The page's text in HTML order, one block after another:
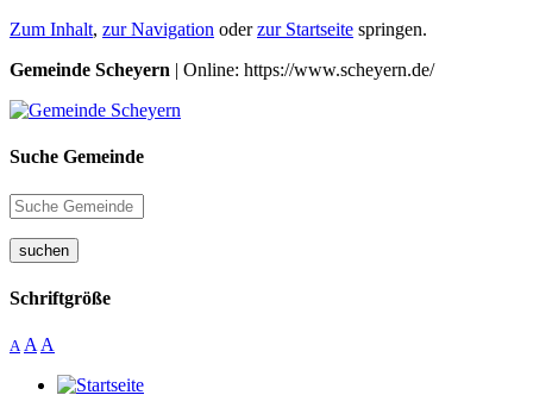
Zum Inhalt, zur Navigation oderzur Startseite springen.
Gemeinde Scheyern | Online: https://www.scheyern.de/
Suche Gemeinde
suchen
Schriftgröße
A A A